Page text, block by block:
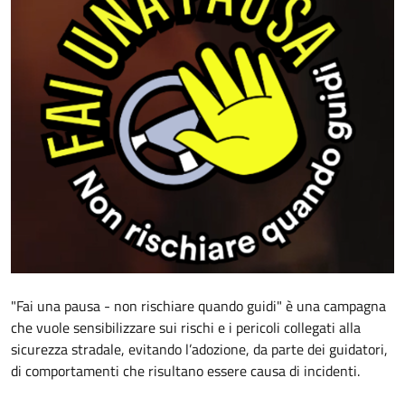
"Fai una pausa - non rischiare quando guidi" è una campagna
che vuole sensibilizzare sui rischi e i pericoli collegati alla
sicurezza stradale, evitando l’adozione, da parte dei guidatori,
di comportamenti che risultano essere causa di incidenti.